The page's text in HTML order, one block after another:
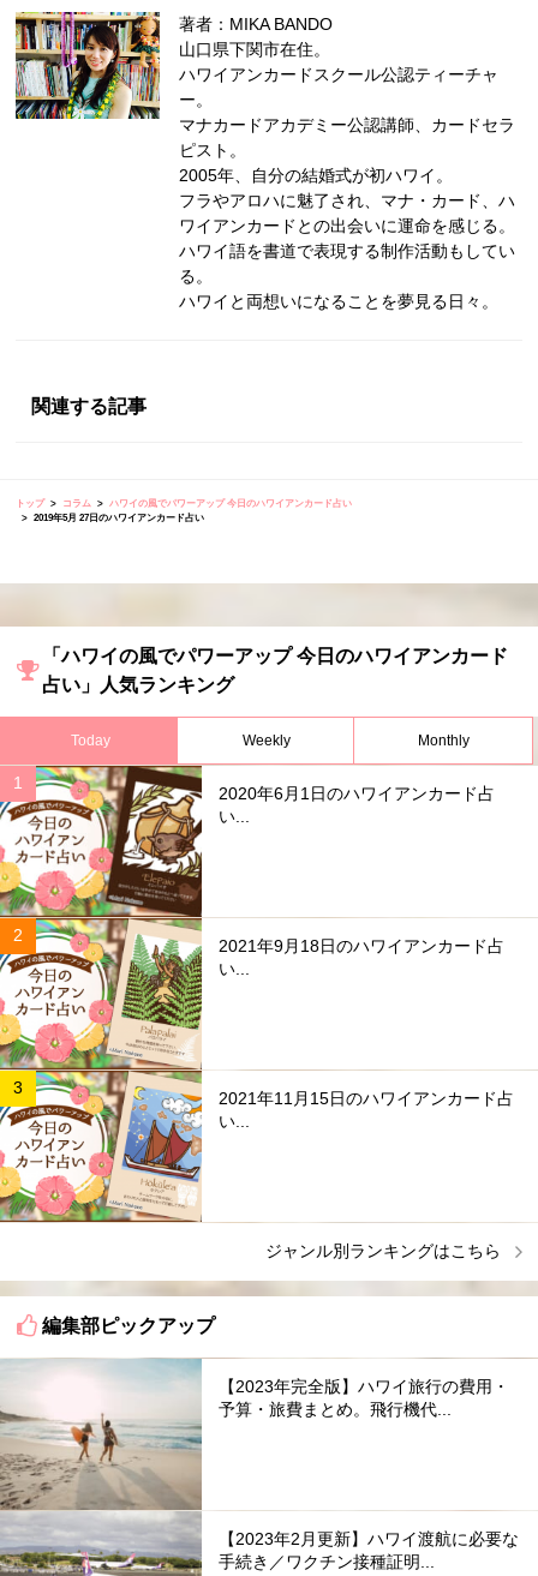
著者：MIKA BANDO
山口県下関市在住。
ハワイアンカードスクール公認ティーチャ
ー。
マナカードアカデミー公認講師、カードセラ
ピスト。
2005年、自分の結婚式が初ハワイ。
フラやアロハに魅了され、マナ・カード、ハ
ワイアンカードとの出会いに運命を感じる。
ハワイ語を書道で表現する制作活動もしてい
る。
ハワイと両想いになることを夢見る日々。
関連する記事
トップ コラム
ハワイの風でパワーアップ 今日のハワイアンカード占い
2019年5月 27日のハワイアンカード占い
「ハワイの風でパワーアップ 今日のハワイアンカード
占い」人気ランキング
Today Weekly Monthly
2020年6月1日のハワイアンカード占
い...
2021年9月18日のハワイアンカード占
い...
2021年11月15日のハワイアンカード占
い...
ジャンル別ランキングはこちら
編集部ピックアップ
【2023年完全版】ハワイ旅行の費用・
予算・旅費まとめ。飛行機代...
【2023年2月更新】ハワイ渡航に必要な
手続き／ワクチン接種証明...